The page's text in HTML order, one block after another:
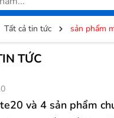
Tất cả tin tức sản phẩm
TỨC
và 4 sản phẩm